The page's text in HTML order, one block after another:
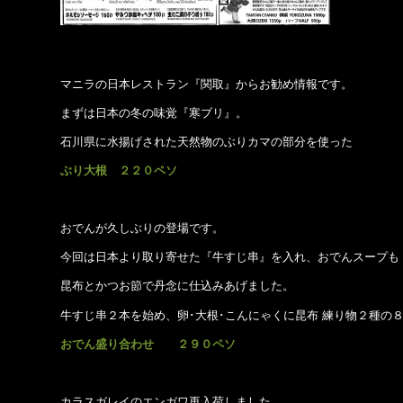
マニラの日本レストラン『関取』からお勧め情報です。
まずは日本の冬の味覚『寒ブリ』。
石川県に水揚げされた天然物のぶりカマの部分を使った
ぶり大根 ２２０ペソ
おでんが久しぶりの登場です。
今回は日本より取り寄せた『牛すじ串』を入れ、おでんスープも
昆布とかつお節で丹念に仕込みあげました。
牛すじ串２本を始め、卵･大根･こんにゃくに昆布 練り物２種の
おでん盛り合わせ ２９０ペソ